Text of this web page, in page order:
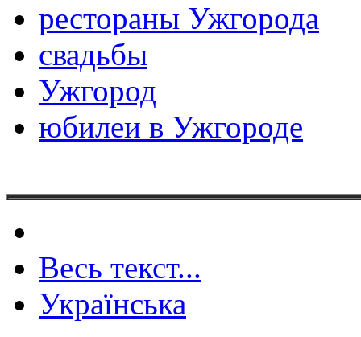
рестораны Ужгорода
свадьбы
Ужгород
юбилеи в Ужгороде
Весь текст...
Українська